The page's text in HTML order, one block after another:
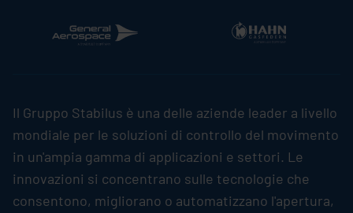
Il Gruppo Stabilus è una delle aziende leader a livello
mondiale per le soluzioni di controllo del movimento
in un'ampia gamma di applicazioni e settori. Le
innovazioni si concentrano sulle tecnologie che
consentono, migliorano o automatizzano l'apertura,